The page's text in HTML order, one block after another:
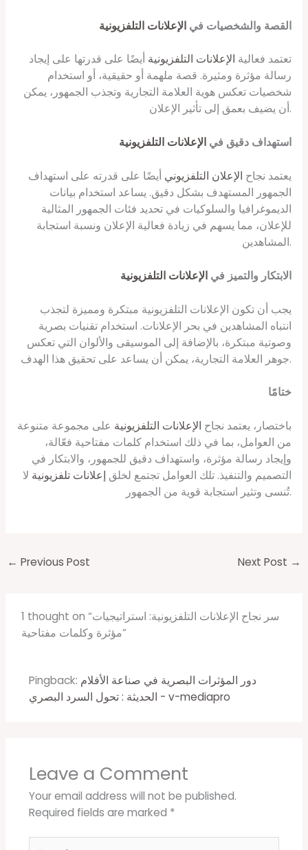
القصة والشخصيات في الإعلانات التلفزيونية
تعتمد فعالية الإعلانات التلفزيونية أيضًا على قدرتها على إيجاد
رسالة مؤثرة ومثيرة. قصة ملهمة أو حقيقية، أو استخدام
شخصيات تعكس هوية العلامة التجارية وتجذب الجمهور، يمكن
أن يضيف بعمق إلى تأثير الإعلان.
استهداف دقيق في الإعلانات التلفزيونية
يعتمد نجاح الإعلان التلفزيوني أيضًا على قدرته على استهداف
الجمهور المستهدف بشكل دقيق. يساعد استخدام بيانات
الديموغرافيا والسلوكيات في تحديد فئات الجمهور المثالية
للإعلان، مما يسهم في زيادة فعالية الإعلان ونسبة استجابة
المشاهدين.
الابتكار والتميز في الإعلانات التلفزيونية
يجب أن تكون الإعلانات التلفزيونية مبتكرة ومميزة لتجذب
انتباه المشاهدين في بحر الإعلانات. استخدام تقنيات بصرية
وصوتية مبتكرة، بالإضافة إلى الموسيقى والألوان التي تعكس
جوهر العلامة التجارية، يمكن أن يساعد على تحقيق هذا الهدف.
ختامًا
باختصار، يعتمد نجاح الإعلانات التلفزيونية على مجموعة متنوعة
من العوامل، بما في ذلك استخدام كلمات مفتاحية فعّالة،
وإيجاد رسالة مؤثرة، واستهداف دقيق للجمهور، والابتكار في
التصميم والتنفيذ. تلك العوامل تجتمع لخلق إعلانات تلفزيونية لا
تُنسى وتثير استجابة قوية من الجمهور.
← Previous Post Next Post →
1 thought on “سر نجاح الإعلانات التلفزيونية: استراتيجيات
مؤثرة وكلمات مفتاحية”
Pingback: دور المؤثرات البصرية في صناعة الأفلام
الحديثة : تحول السرد البصري - v-mediapro
Leave a Comment
Your email address will not be published.
Required fields are marked *